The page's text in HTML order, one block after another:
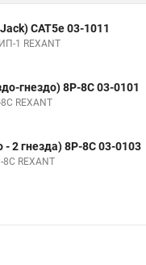
CAT5e 03-1011
1 REXANT
гнездо) 8P-8C 03-0101
REXANT
2 гнезда) 8Р-8С 03-0103
REXANT